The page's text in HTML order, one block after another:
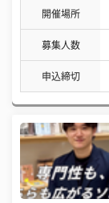
開催場所
募集人数
申込締切